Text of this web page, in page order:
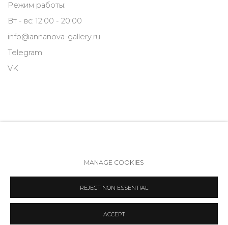
Режим работы:
Вт - вс: 12:00 - 20:00
info@annanova-gallery.ru
Telegram
VK
COPYRIGHT © 2026 ANNA NOVA GALLERY SITE BY ARTLOGIC
MANAGE COOKIES
REJECT NON ESSENTIAL
ACCEPT